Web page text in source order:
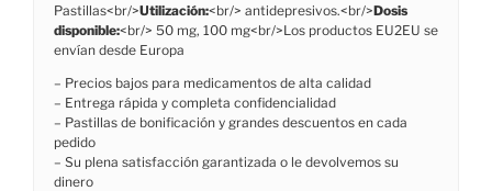
Pastillas<br/>Utilización:<br/> antidepresivos.<br/>Dosis
disponible:<br/> 50 mg, 100 mg<br/>Los productos EU2EU se
envían desde Europa
– Precios bajos para medicamentos de alta calidad
– Entrega rápida y completa confidencialidad
– Pastillas de bonificación y grandes descuentos en cada
pedido
– Su plena satisfacción garantizada o le devolvemos su
dinero